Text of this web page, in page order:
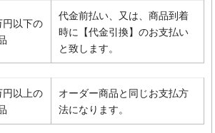
円以下の
代金前払い、又は、商品到着
時に【代金引換】のお支払い
と致します。
円以上の
オーダー商品と同じお支払方
法になります。